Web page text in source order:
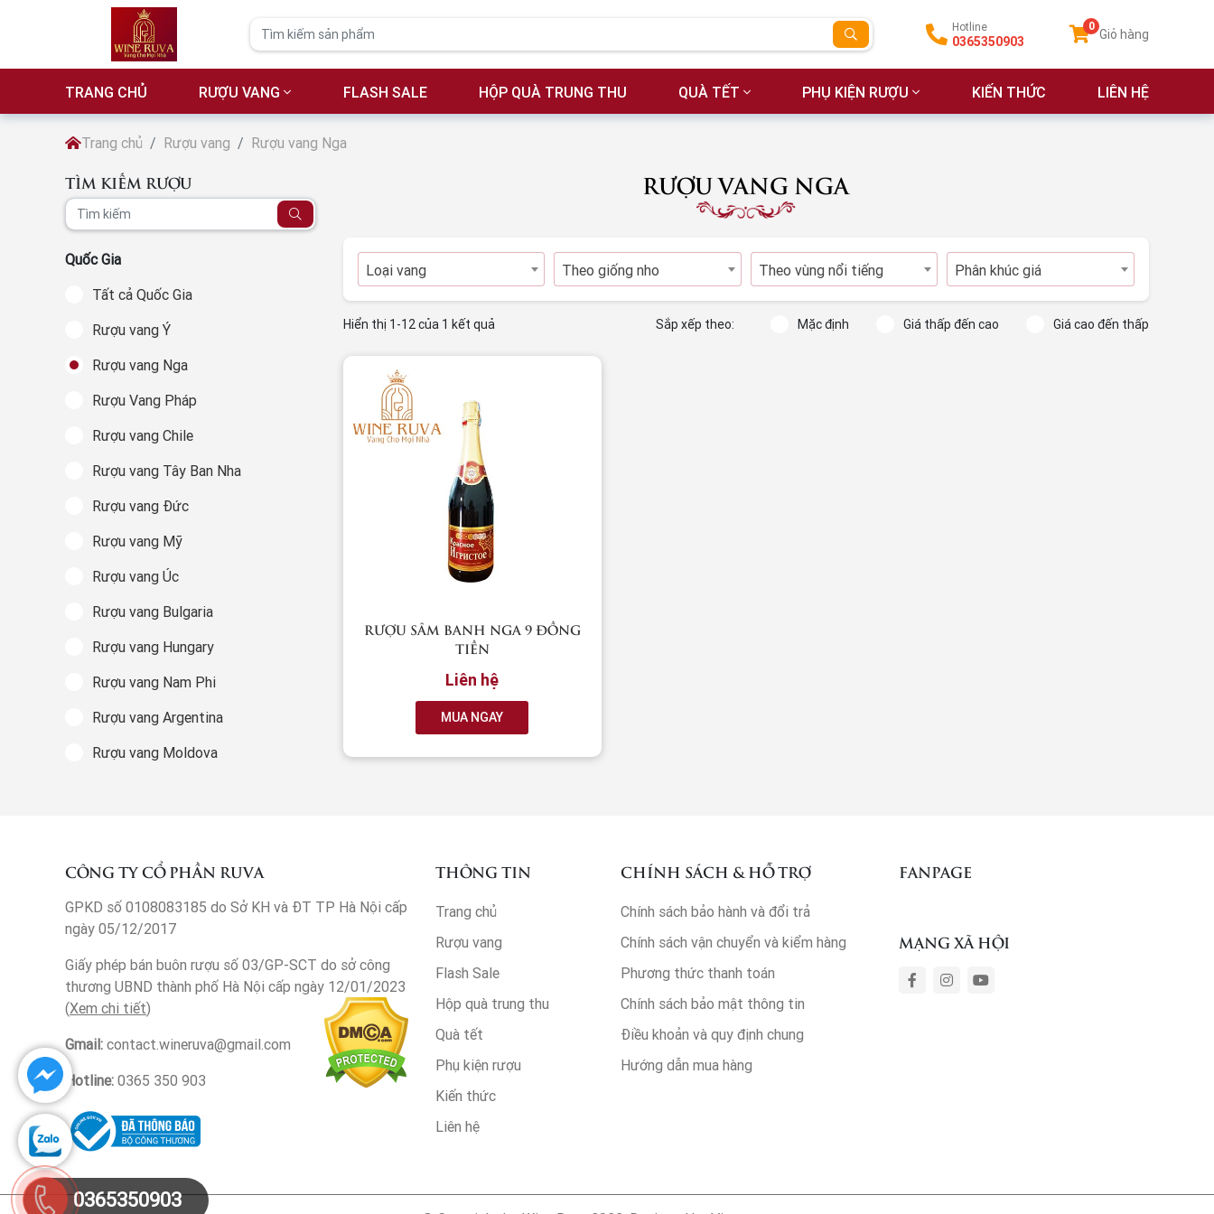
Hotline
0365350903
0 Giỏ hàng
TRANG CHỦ RƯỢU VANG FLASH SALE HỘP QUÀ TRUNG THU QUÀ TẾT PHỤ KIỆN RƯỢU KIẾN THỨC LIÊN HỆ
Trang chủ Rượu vang Rượu vang Nga
TÌM KIẾM RƯỢU
Quốc Gia
Tất cả Quốc Gia
Rượu vang Ý
Rượu vang Nga
Rượu Vang Pháp
Rượu vang Chile
Rượu vang Tây Ban Nha
Rượu vang Đức
Rượu vang Mỹ
Rượu vang Úc
Rượu vang Bulgaria
Rượu vang Hungary
Rượu vang Nam Phi
Rượu vang Argentina
Rượu vang Moldova
RƯỢU VANG NGA
Loại vang Theo giống nho Theo vùng nổi tiếng Phân khúc giá
Hiển thị 1-12 của 1 kết quả Sắp xếp theo: Mặc định Giá thấp đến cao Giá cao đến thấp
RƯỢU SÂM BANH NGA 9 ĐỒNG
TIỀN
Liên hệ
MUA NGAY
CÔNG TY CỔ PHẦN RUVA
GPKD số 0108083185 do Sở KH và ĐT TP Hà Nội cấp
ngày 05/12/2017
Giấy phép bán buôn rượu số 03/GP-SCT do sở công
thương UBND thành phố Hà Nội cấp ngày 12/01/2023
(Xem chi tiết)
Gmail: contact.wineruva@gmail.com
Hotline: 0365 350 903
THÔNG TIN
Trang chủ
Rượu vang
Flash Sale
Hộp quà trung thu
Quà tết
Phụ kiện rượu
Kiến thức
Liên hệ
CHÍNH SÁCH & HỖ TRỢ
Chính sách bảo hành và đổi trả
Chính sách vận chuyển và kiểm hàng
Phương thức thanh toán
Chính sách bảo mật thông tin
Điều khoản và quy định chung
Hướng dẫn mua hàng
FANPAGE
MẠNG XÃ HỘI
0365350903